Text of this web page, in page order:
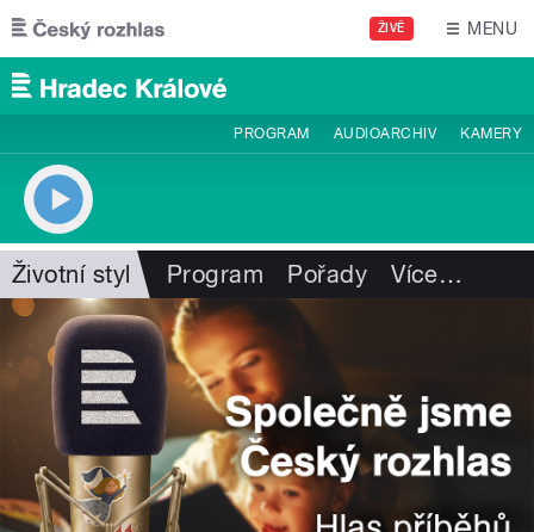
Přejít k hlavnímu obsahu
ŽIVĚ MENU
PROGRAM AUDIOARCHIV KAMERY
Životní styl Program Pořady Více…